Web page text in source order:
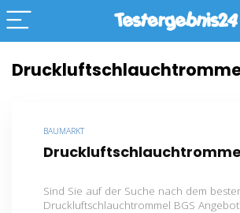
BAUMARKT
Sind Sie auf der Suche nach dem
Druckluftschlauchtrommel BGS